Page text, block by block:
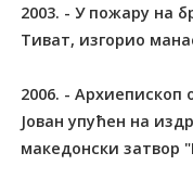
2003. - У пожару на
Тиват, изгорио
2006. - Архиeпискoп
Joвaн упућен нa
мaкeдoнски зaтвoр